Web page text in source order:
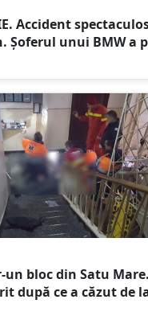
Accident
Șoferul unui BMW a
bloc din Satu
după ce a căzut de